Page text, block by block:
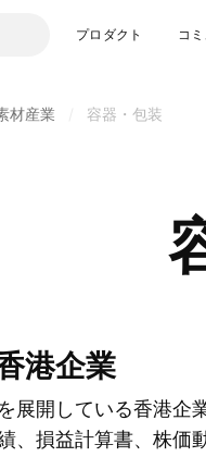
プロダクト コ
材産業 容器・包装
港企業
展開している香港企
、損益計算書、株価